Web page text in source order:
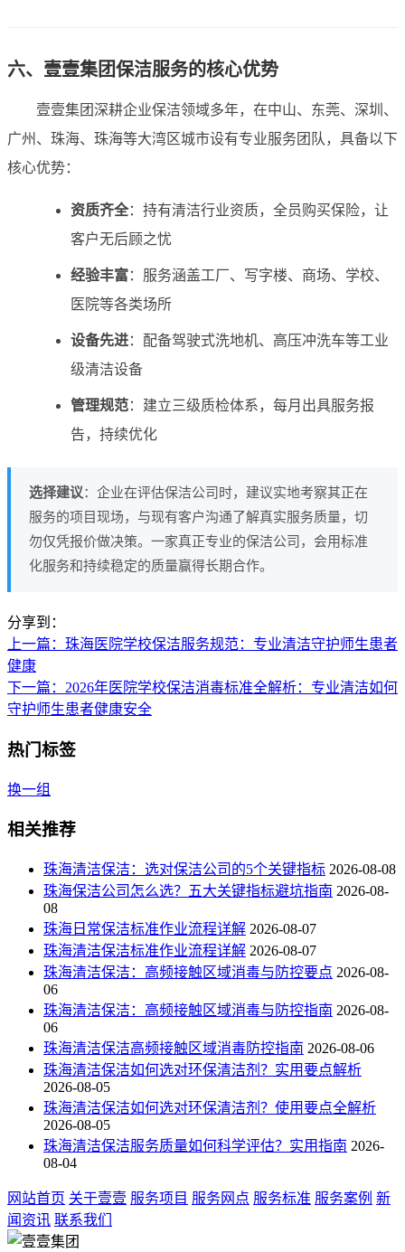
六、壹壹集团保洁服务的核心优势
壹壹集团深耕企业保洁领域多年，在中山、东莞、深圳、
广州、珠海、珠海等大湾区城市设有专业服务团队，具备以下
核心优势：
资质齐全：持有清洁行业资质，全员购买保险，让
客户无后顾之忧
经验丰富：服务涵盖工厂、写字楼、商场、学校、
医院等各类场所
设备先进：配备驾驶式洗地机、高压冲洗车等工业
级清洁设备
管理规范：建立三级质检体系，每月出具服务报
告，持续优化
选择建议：企业在评估保洁公司时，建议实地考察其正在
服务的项目现场，与现有客户沟通了解真实服务质量，切
勿仅凭报价做决策。一家真正专业的保洁公司，会用标准
化服务和持续稳定的质量赢得长期合作。
分享到：
上一篇 ：珠海医院学校保洁服务规范：专业清洁守护师生患者
健康
下一篇 ：2026年医院学校保洁消毒标准全解析：专业清洁如何
守护师生患者健康安全
热门标签
换一组
相关推荐
珠海清洁保洁：选对保洁公司的5个关键指标 2026-08-08
珠海保洁公司怎么选？五大关键指标避坑指南 2026-08-
08
珠海日常保洁标准作业流程详解 2026-08-07
珠海清洁保洁标准作业流程详解 2026-08-07
珠海清洁保洁：高频接触区域消毒与防控要点 2026-08-
06
珠海清洁保洁：高频接触区域消毒与防控指南 2026-08-
06
珠海清洁保洁高频接触区域消毒防控指南 2026-08-06
珠海清洁保洁如何选对环保清洁剂？实用要点解析
2026-08-05
珠海清洁保洁如何选对环保清洁剂？使用要点全解析
2026-08-05
珠海清洁保洁服务质量如何科学评估？实用指南 2026-
08-04
网站首页 关于壹壹 服务项目 服务网点 服务标准 服务案例 新
闻资讯 联系我们